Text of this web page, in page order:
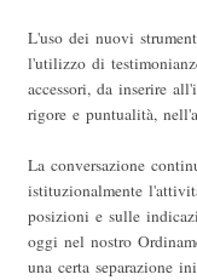
L'uso dei nuovi
l'utilizzo di
accessori, da inserire
rigore e puntualità,
La conversazione
istituzionalmente
posizioni e sulle
oggi nel nostro
una certa separazione